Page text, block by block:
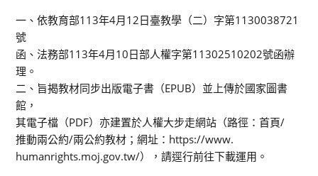
一、依教育部113年4月12日臺教學（二）字第1130038721
號
函、法務部113年4月10日部人權字第11302510202號函辦
理。
二、旨揭教材同步出版電子書（EPUB）並上傳於國家圖書
館，
其電子檔（PDF）亦建置於人權大步走網站（路徑：首頁/
推動兩公約/兩公約教材；網址：https://www.
humanrights.moj.gov.tw/），請逕行前往下載運用。